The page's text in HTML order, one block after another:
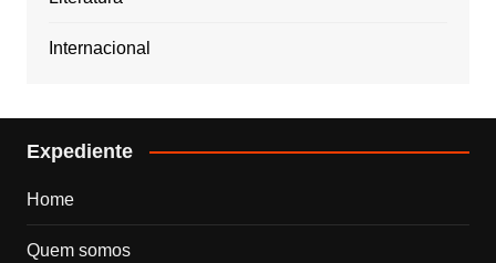
Internacional
Expediente
Home
Quem somos